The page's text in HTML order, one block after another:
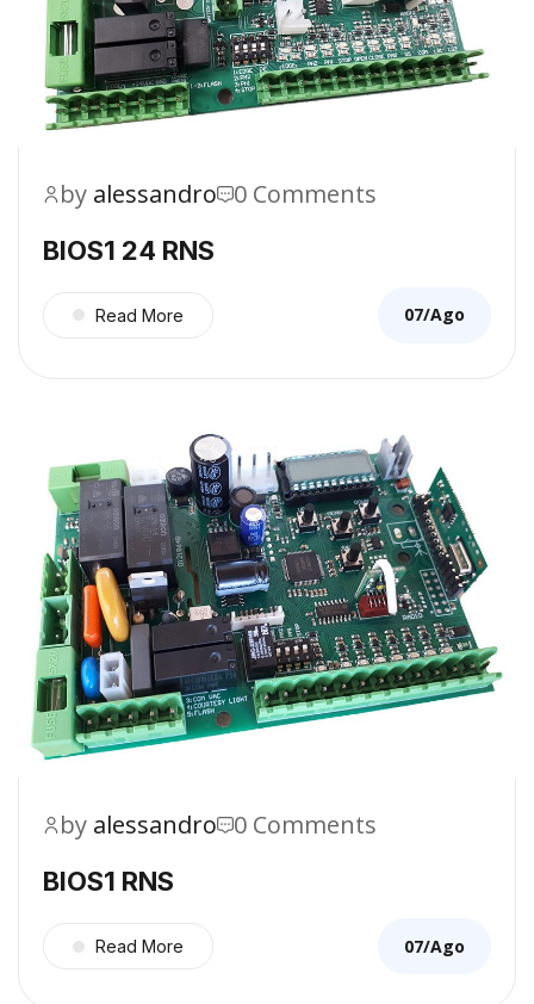
by alessandro 0 Comments
BIOS1 24 RNS
Read More 07/Ago
by alessandro 0 Comments
BIOS1 RNS
Read More 07/Ago